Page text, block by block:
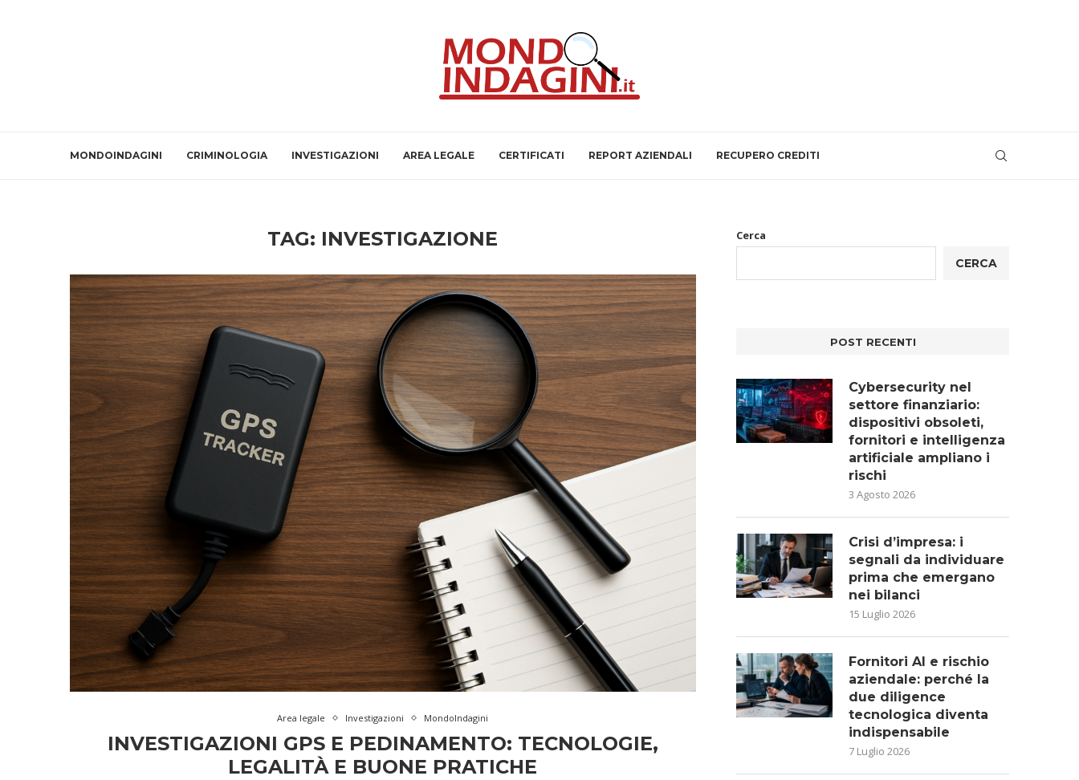
MONDOINDAGINI CRIMINOLOGIA INVESTIGAZIONI AREA LEGALE CERTIFICATI REPORT AZIENDALI RECUPERO CREDITI
TAG: INVESTIGAZIONE
Area legale Investigazioni MondoIndagini
INVESTIGAZIONI GPS E PEDINAMENTO: TECNOLOGIE,
LEGALITÀ E BUONE PRATICHE
Cerca
CERCA
POST RECENTI
Cybersecurity nel
settore finanziario:
dispositivi obsoleti,
fornitori e intelligenza
artificiale ampliano i
rischi
3 Agosto 2026
Crisi d’impresa: i
segnali da individuare
prima che emergano
nei bilanci
15 Luglio 2026
Fornitori AI e rischio
aziendale: perché la
due diligence
tecnologica diventa
indispensabile
7 Luglio 2026